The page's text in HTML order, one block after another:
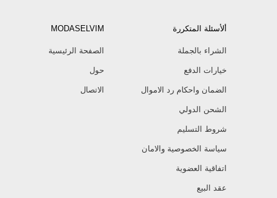
ألأسئلة المتكررة
الشراء بالجملة
خيارات الدفع
الضمان واحكام رد الاموال
الشحن الدولي
شروط التسليم
سياسة الخصوصية والامان
اتفاقية العضوية
عقد البيع
MODASELVIM
الصفحة الرئيسية
حول
الاتصال